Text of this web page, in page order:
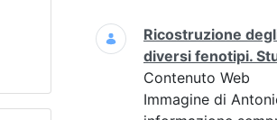
Ricerca
Ricostruzione
diversi fenotipi.
Contenuto Web
Immagine di